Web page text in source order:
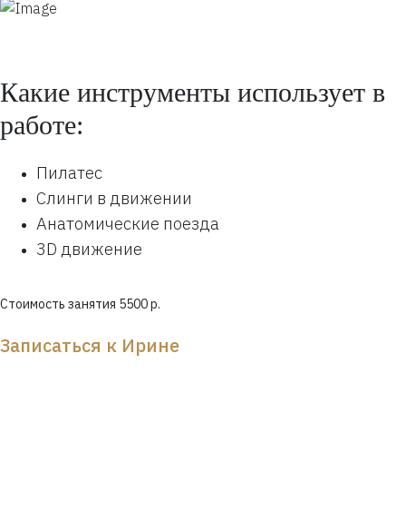
Какие инструменты использует в
работе:
Пилатес
Слинги в движении
Анатомические поезда
3D движение
Стоимость занятия 5500 р.
Записаться к Ирине